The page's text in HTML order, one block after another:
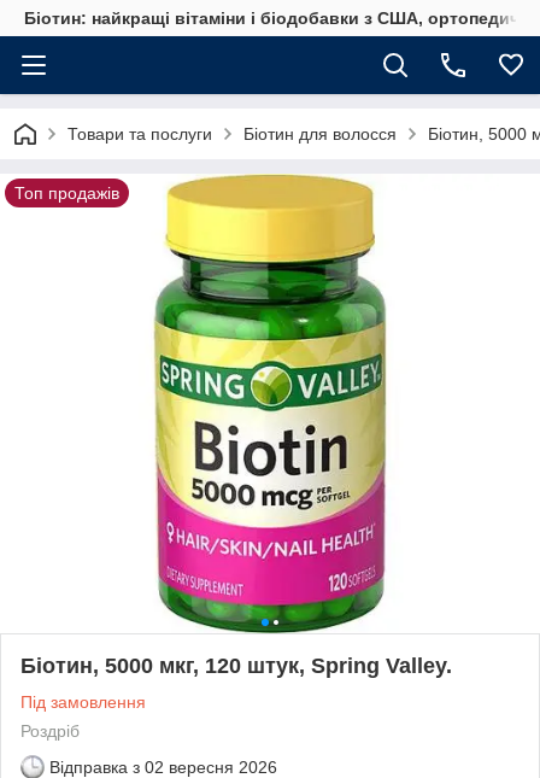
Біотин: найкращі вітаміни і біодобавки з США,
Товари та послуги Біотин для волосся Біотин, 5000
Топ продажів
Біотин, 5000 мкг, 120 штук, Spring Valley.
Під замовлення
Роздріб
Відправка з 02 вересня 2026